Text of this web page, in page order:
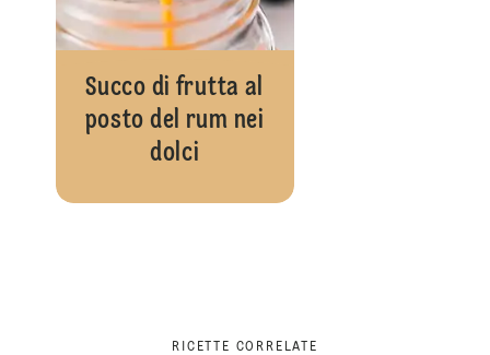
Succo di frutta al
posto del rum nei
dolci
RICETTE CORRELATE